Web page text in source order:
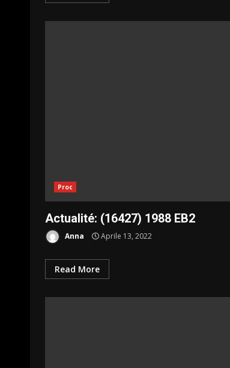
Proc
Actualité: (16427) 1988 EB2
Anna Aprile 13, 2022
Read More